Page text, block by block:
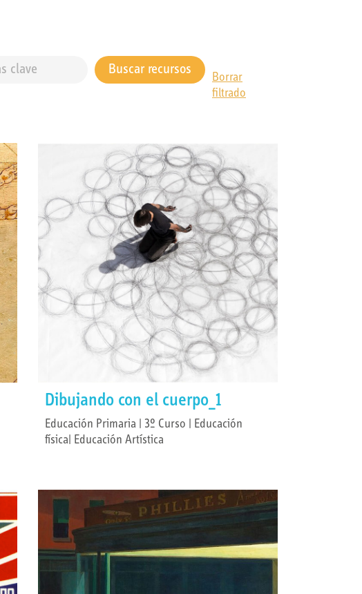
Borrar
filtrado
Dibujando con el cuerpo_1
Educación Primaria | 3º Curso | Educación
física| Educación Artística